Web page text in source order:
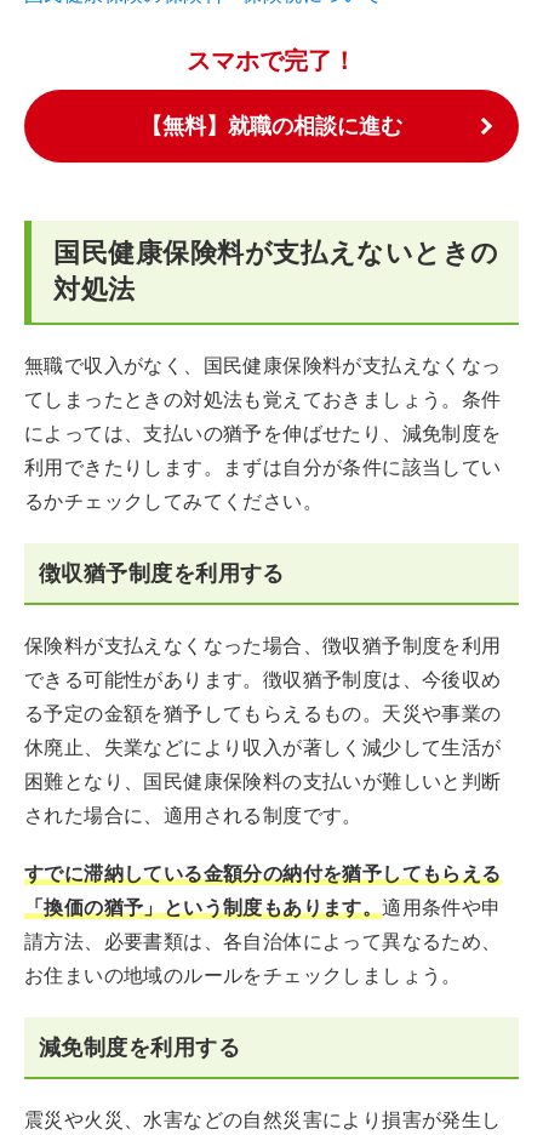
スマホで完了！
【無料】就職の相談に進む
国民健康保険料が支払えないときの
対処法
無職で収入がなく、国民健康保険料が支払えなくなっ
てしまったときの対処法も覚えておきましょう。条件
によっては、支払いの猶予を伸ばせたり、減免制度を
利用できたりします。まずは自分が条件に該当してい
るかチェックしてみてください。
徴収猶予制度を利用する
保険料が支払えなくなった場合、徴収猶予制度を利用
できる可能性があります。徴収猶予制度は、今後収め
る予定の金額を猶予してもらえるもの。天災や事業の
休廃止、失業などにより収入が著しく減少して生活が
困難となり、国民健康保険料の支払いが難しいと判断
された場合に、適用される制度です。
すでに滞納している金額分の納付を猶予してもらえる
「換価の猶予」という制度もあります。適用条件や申
請方法、必要書類は、各自治体によって異なるため、
お住まいの地域のルールをチェックしましょう。
減免制度を利用する
震災や火災、水害などの自然災害により損害が発生し